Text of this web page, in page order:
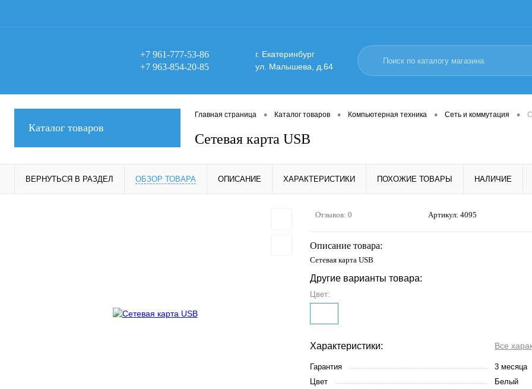
+7 961-777-53-86
+7 963-854-20-85
г. Екатеринбург
ул. Малышева, д.64
Каталог товаров
Главная страница • Каталог товаров • Компьютерная техника • Сеть и коммутация •
Сетевая карта USB
ВЕРНУТЬСЯ В РАЗДЕЛ ОБЗОР ТОВАРА ОПИСАНИЕ ХАРАКТЕРИСТИКИ ПОХОЖИЕ ТОВАРЫ НАЛИЧИЕ
Отзывов: 0 Артикул: 4095
Описание товара:
Сетевая карта USB
Другие варианты товара:
Цвет:
Характеристики: Все
Гарантия
3 месяца
Цвет
Белый